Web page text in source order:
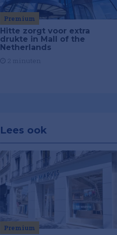
Premium
Hitte zorgt voor extra
drukte in Mall of the
Netherlands
Lees ook
Premium